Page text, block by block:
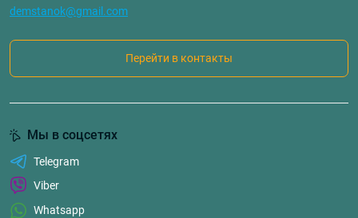
demstanok@gmail.com
Перейти в контакты
Мы в соцсетях
Telegram
Viber
Whatsapp